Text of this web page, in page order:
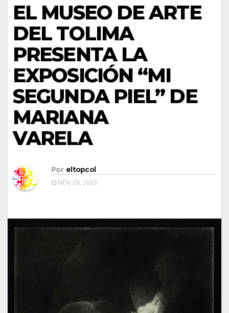
EL MUSEO DE ARTE
DEL TOLIMA
PRESENTA LA
EXPOSICIÓN “MI
SEGUNDA PIEL” DE
MARIANA
VARELA
Por eltopcol
NOV 29, 2023